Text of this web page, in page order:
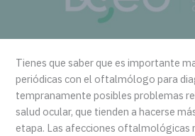
Tienes que saber que es importante
periódicas con el oftalmólogo para
tempranamente posibles problemas
salud ocular, que tienden a hacerse
etapa. Las afecciones oftalmológicas